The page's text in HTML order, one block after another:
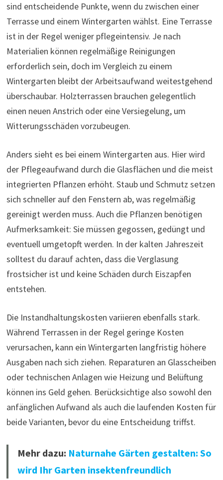
sind entscheidende Punkte, wenn du zwischen einer
Terrasse und einem Wintergarten wählst. Eine Terrasse
ist in der Regel weniger pflegeintensiv. Je nach
Materialien können regelmäßige Reinigungen
erforderlich sein, doch im Vergleich zu einem
Wintergarten bleibt der Arbeitsaufwand weitestgehend
überschaubar. Holzterrassen brauchen gelegentlich
einen neuen Anstrich oder eine Versiegelung, um
Witterungsschäden vorzubeugen.
Anders sieht es bei einem Wintergarten aus. Hier wird
der Pflegeaufwand durch die Glasflächen und die meist
integrierten Pflanzen erhöht. Staub und Schmutz setzen
sich schneller auf den Fenstern ab, was regelmäßig
gereinigt werden muss. Auch die Pflanzen benötigen
Aufmerksamkeit: Sie müssen gegossen, gedüngt und
eventuell umgetopft werden. In der kalten Jahreszeit
solltest du darauf achten, dass die Verglasung
frostsicher ist und keine Schäden durch Eiszapfen
entstehen.
Die Instandhaltungskosten variieren ebenfalls stark.
Während Terrassen in der Regel geringe Kosten
verursachen, kann ein Wintergarten langfristig höhere
Ausgaben nach sich ziehen. Reparaturen an Glasscheiben
oder technischen Anlagen wie Heizung und Belüftung
können ins Geld gehen. Berücksichtige also sowohl den
anfänglichen Aufwand als auch die laufenden Kosten für
beide Varianten, bevor du eine Entscheidung triffst.
Mehr dazu: Naturnahe Gärten gestalten: So
wird Ihr Garten insektenfreundlich